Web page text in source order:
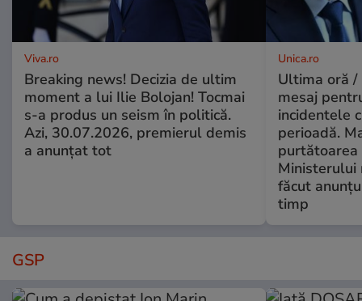
Viva.ro
Breaking news! Decizia de ultim
moment a lui Ilie Bolojan! Tocmai
s-a produs un seism în politică.
Azi, 30.07.2026, premierul demis
a anunțat tot
Unica.ro
Ultima oră /
mesaj
incidentele
perioadă.
purtătoarea
Ministerului
făcut
timp
GSP